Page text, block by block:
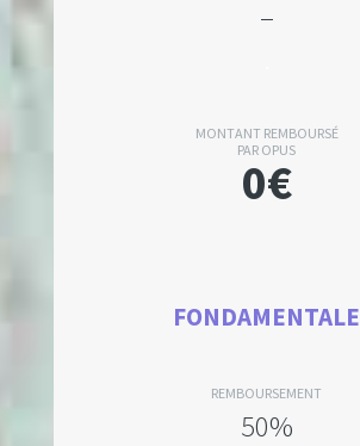
–
MONTANT REMBOURSÉ
PAR OPUS
0€
FONDAMENTALE
REMBOURSEMENT
50%